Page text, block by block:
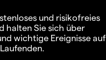
und risikofreies
halten Sie sich über
wichtige Ereignisse auf